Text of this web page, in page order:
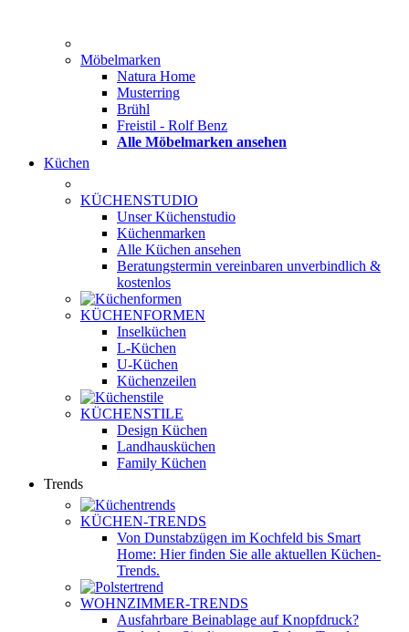
Möbelmarken
Natura Home
Musterring
Brühl
Freistil - Rolf Benz
Alle Möbelmarken ansehen
Küchen
KÜCHENSTUDIO
Unser Küchenstudio
Küchenmarken
Alle Küchen ansehen
Beratungstermin vereinbaren unverbindlich &
kostenlos
KÜCHENFORMEN
Inselküchen
L-Küchen
U-Küchen
Küchenzeilen
KÜCHENSTILE
Design Küchen
Landhausküchen
Family Küchen
Trends
KÜCHEN-TRENDS
Von Dunstabzügen im Kochfeld bis Smart
Home: Hier finden Sie alle aktuellen Küchen-
Trends.
WOHNZIMMER-TRENDS
Ausfahrbare Beinablage auf Knopfdruck?